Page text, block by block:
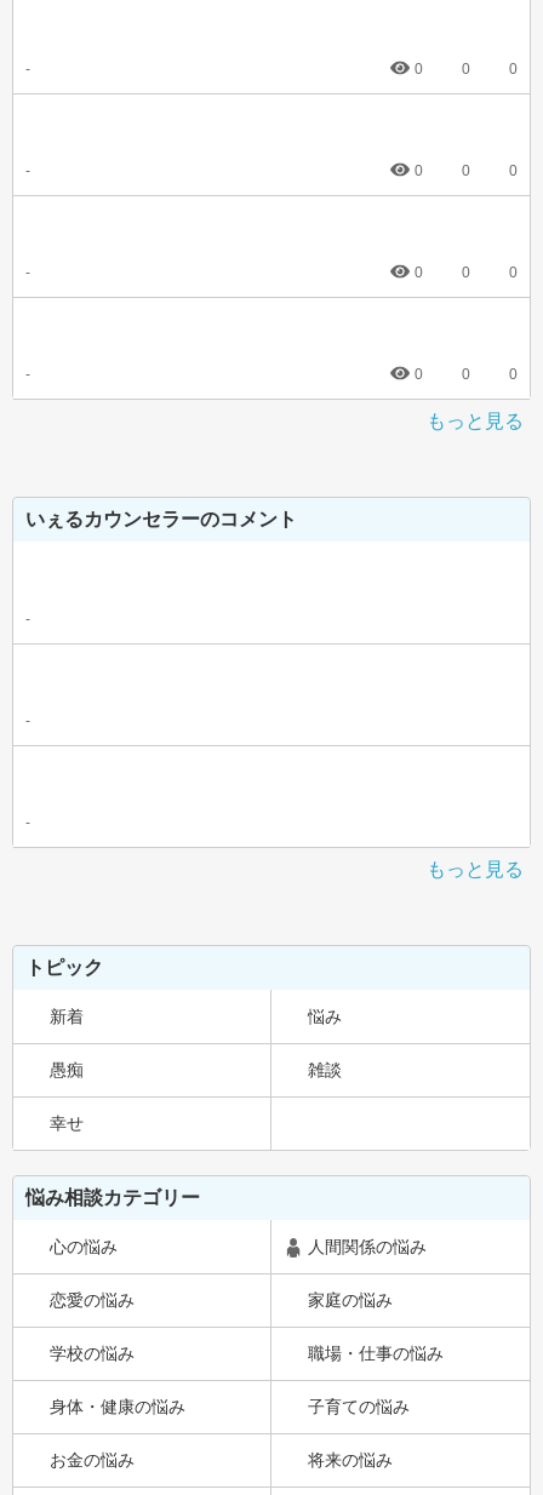
- 0 0 0
- 0 0 0
- 0 0 0
- 0 0 0
もっと見る
いぇるカウンセラーのコメント
-
-
-
もっと見る
トピック
新着 悩み
愚痴 雑談
幸せ
悩み相談カテゴリー
心の悩み 人間関係の悩み
恋愛の悩み 家庭の悩み
学校の悩み 職場・仕事の悩み
身体・健康の悩み 子育ての悩み
お金の悩み 将来の悩み